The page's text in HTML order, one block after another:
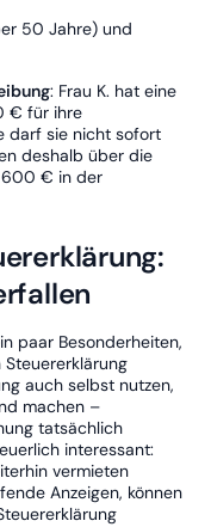
50 Jahre) und
: Frau K. hat eine
€ für ihre
darf sie nicht sofort
deshalb über die
600 € in der
paar Besonderheiten,
auch selbst nutzen,
machen –
tatsächlich
interessant:
vermieten
Anzeigen, können